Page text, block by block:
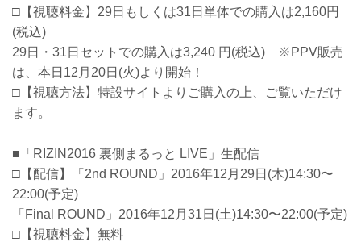
□【視聴料金】29日もしくは31日単体での購入は2,160円
(税込)
29日・31日セットでの購入は3,240 円(税込) ※PPV販売
は、本日12月20日(火)より開始！
□【視聴方法】特設サイトよりご購入の上、ご覧いただけ
ます。
■「RIZIN2016 裏側まるっと LIVE」生配信
□【配信】「2nd ROUND」2016年12月29日(木)14:30〜
22:00(予定)
「Final ROUND」2016年12月31日(土)14:30〜22:00(予定)
□【視聴料金】無料